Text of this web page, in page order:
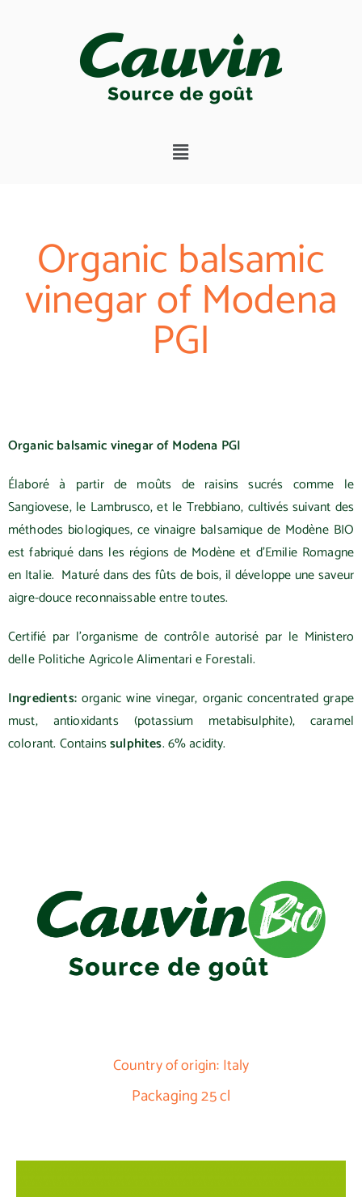
Organic balsamic
vinegar of Modena
PGI
Organic balsamic vinegar of Modena PGI
Élaboré à partir de moûts de raisins sucrés comme le
Sangiovese, le Lambrusco, et le Trebbiano, cultivés suivant des
méthodes biologiques, ce vinaigre balsamique de Modène BIO
est fabriqué dans les régions de Modène et d’Emilie Romagne
en Italie. Maturé dans des fûts de bois, il développe une saveur
aigre-douce reconnaissable entre toutes.
Certifié par l’organisme de contrôle autorisé par le Ministero
delle Politiche Agricole Alimentari e Forestali.
Ingredients:organic wine vinegar, organic concentrated grape
must, antioxidants (potassium metabisulphite), caramel
colorant. Containssulphites.6% acidity.
Country of origin: Italy
Packaging 25 cl